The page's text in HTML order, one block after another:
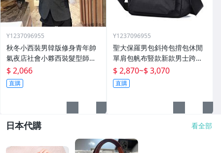
Y1237096955
秋冬小西裝男韓版修身青年帥
氣夜店社會小夥西裝髮型師外
套潮
$ 2,066
直購
Y1237096955
聖大保羅男包斜挎包揹包休閒
單肩包帆布豎款新款男士跨包
牛津布包
$ 2,870~$ 3,070
直購
日本代購 看全部